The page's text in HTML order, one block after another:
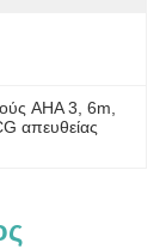
AHA 3 , 6m
απευθείας